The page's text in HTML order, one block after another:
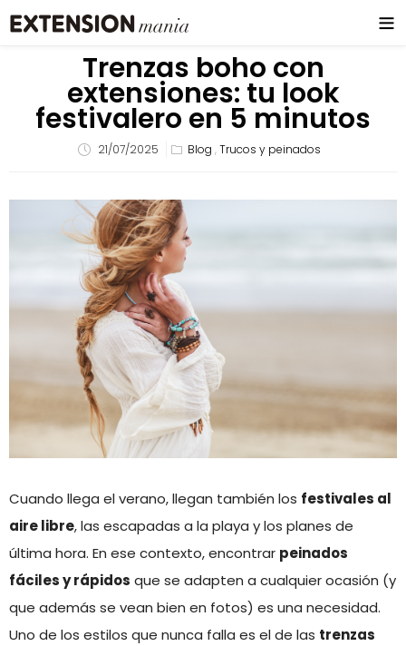
Trenzas boho con
extensiones: tu look
festivalero en 5 minutos
21/07/2025 Blog ,Trucos y peinados
Cuando llega el verano, llegan también los festivales al
aire libre, las escapadas a la playa y los planes de
última hora. En ese contexto, encontrar peinados
fáciles y rápidos que se adapten a cualquier ocasión (y
que además se vean bien en fotos) es una necesidad.
Uno de los estilos que nunca falla es el de las trenzas